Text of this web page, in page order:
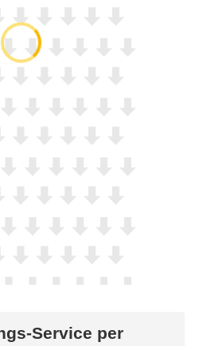
Service per